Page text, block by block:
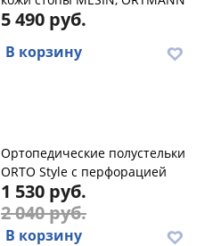
5 490 руб.
В корзину
Ортопедические полустельки
ORTO Style с перфорацией
1 530 руб.
2 040 руб.
В корзину